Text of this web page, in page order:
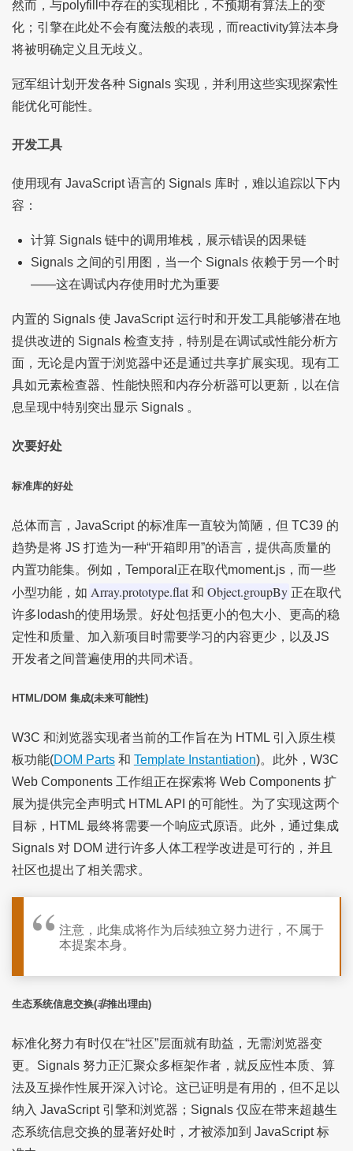
然而，与polyfill中存在的实现相比，不预期有算法上的变
化；引擎在此处不会有魔法般的表现，而reactivity算法本身
将被明确定义且无歧义。
冠军组计划开发各种 Signals 实现，并利用这些实现探索性
能优化可能性。
开发工具
使用现有 JavaScript 语言的 Signals 库时，难以追踪以下内
容：
计算 Signals 链中的调用堆栈，展示错误的因果链
Signals 之间的引用图，当一个 Signals 依赖于另一个时
——这在调试内存使用时尤为重要
内置的 Signals 使 JavaScript 运行时和开发工具能够潜在地
提供改进的 Signals 检查支持，特别是在调试或性能分析方
面，无论是内置于浏览器中还是通过共享扩展实现。现有工
具如元素检查器、性能快照和内存分析器可以更新，以在信
息呈现中特别突出显示 Signals 。
次要好处
标准库的好处
总体而言，JavaScript 的标准库一直较为简陋，但 TC39 的
趋势是将 JS 打造为一种“开箱即用”的语言，提供高质量的
内置功能集。例如，Temporal正在取代moment.js，而一些
小型功能，如 Array.prototype.flat 和 Object.groupBy 正在取代
许多lodash的使用场景。好处包括更小的包大小、更高的稳
定性和质量、加入新项目时需要学习的内容更少，以及JS
开发者之间普遍使用的共同术语。
HTML/DOM 集成(未来可能性)
W3C 和浏览器实现者当前的工作旨在为 HTML 引入原生模
板功能(DOM Parts和 Template Instantiation)。此外，W3C
Web Components 工作组正在探索将 Web Components 扩
展为提供完全声明式 HTML API 的可能性。为了实现这两个
目标，HTML 最终将需要一个响应式原语。此外，通过集成
Signals 对 DOM 进行许多人体工程学改进是可行的，并且
社区也提出了相关需求。
注意，此集成将作为后续独立努力进行，不属于
本提案本身。
生态系统信息交换(非推出理由)
标准化努力有时仅在“社区”层面就有助益，无需浏览器变
更。Signals 努力正汇聚众多框架作者，就反应性本质、算
法及互操作性展开深入讨论。这已证明是有用的，但不足以
纳入 JavaScript 引擎和浏览器；Signals 仅应在带来超越生
态系统信息交换的显著好处时，才被添加到 JavaScript 标